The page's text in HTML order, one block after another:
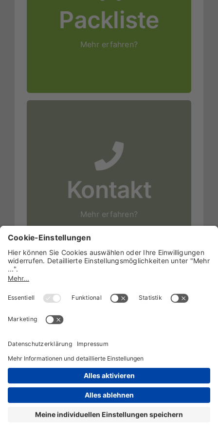
Packliste
Mehr erfahren?
erfahren!
Kontakt
Mehr erfahren?
Kontakt
Mehr
erfahren!
Copyright by younion Kids Camps 2026 |
|ATBs|Datenschutz
Datenschutzeinstellungen